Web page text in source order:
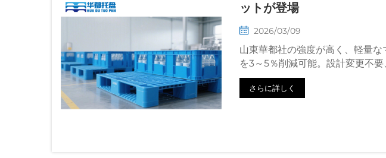
ットが登場
2026/03/09
山東華都社の強度が高く、軽量
を3～5％削減可能。設計変更不
さらに詳しく